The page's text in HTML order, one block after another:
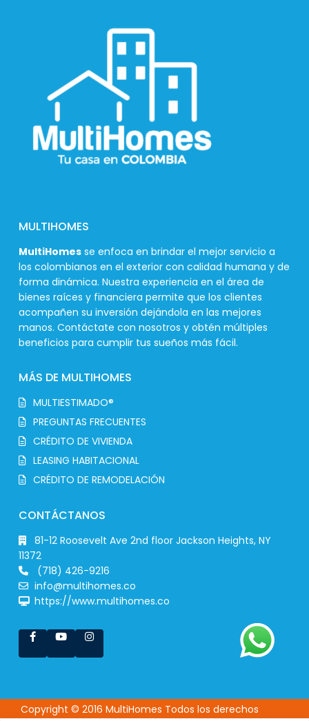
MULTIHOMES
MultiHomes se enfoca en brindar el mejor servicio a
los colombianos en el exterior con calidad humana y de
forma dinámica. Nuestra experiencia en el área de
bienes raíces y financiera permite que los clientes
acompañen su inversión dejándola en las mejores
manos. Contáctate con nosotros y obtén múltiples
beneficios para cumplir tus sueños más fácil.
MÁS DE MULTIHOMES
MULTIESTIMADO®
PREGUNTAS FRECUENTES
CRÉDITO DE VIVIENDA
LEASING HABITACIONAL
CRÉDITO DE REMODELACIÓN
CONTÁCTANOS
81-12 Roosevelt Ave 2nd floor Jackson Heights, NY
11372
(718) 426-9216
info@multihomes.co
https://www.multihomes.co
Copyright © 2016 MultiHomes Todos los derechos